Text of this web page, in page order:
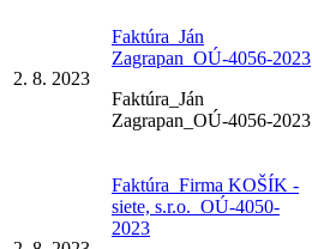
2. 8. 2023
Faktúra_Ján
Zagrapan_OÚ-4056-2023
Faktúra_Ján
Zagrapan_OÚ-4056-2023
Faktúra_Firma KOŠÍK -
siete, s.r.o._OÚ-4050-
2023